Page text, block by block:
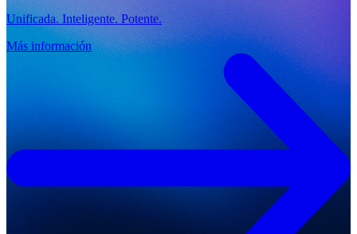
Unificada. Inteligente. Potente.
Más información